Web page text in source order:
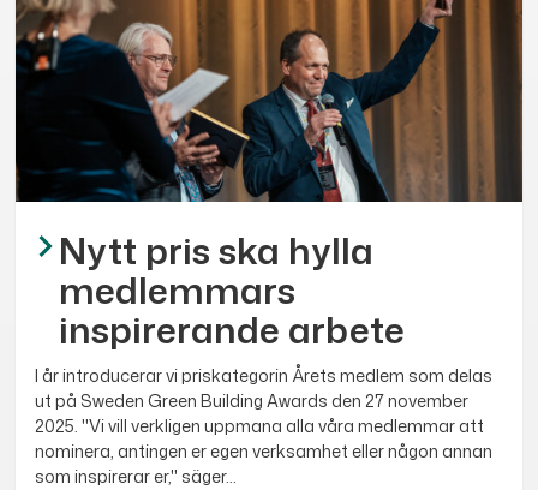
Nytt pris ska hylla
medlemmars
inspirerande arbete
I år introducerar vi priskategorin Årets medlem som delas
ut på Sweden Green Building Awards den 27 november
2025. "Vi vill verkligen uppmana alla våra medlemmar att
nominera, antingen er egen verksamhet eller någon annan
som inspirerar er," säger...